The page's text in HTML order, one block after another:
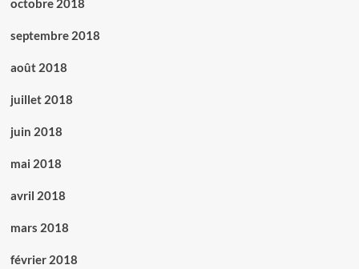
octobre 2018
septembre 2018
août 2018
juillet 2018
juin 2018
mai 2018
avril 2018
mars 2018
février 2018